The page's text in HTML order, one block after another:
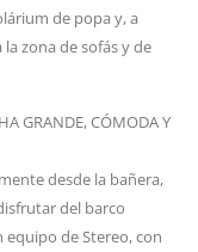
de popa y, a
zona de sofás y de
GRANDE, CÓMODA Y
desde la bañera,
del barco
de Stereo, con